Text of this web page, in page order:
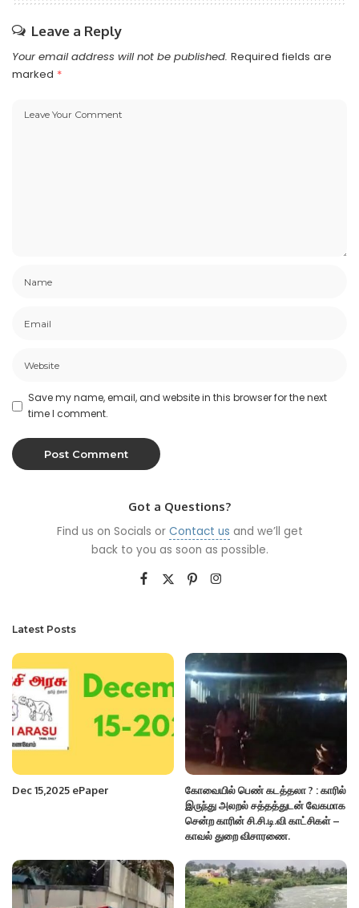
Leave a Reply
Your email address will not be published. Required fields are
marked *
Save my name, email, and website in this browser for the next
time I comment.
Got a Questions?
Find us on Socials or Contact us and we’ll get
back to you as soon as possible.
Latest Posts
Dec 15,2025 ePaper
கோவையில் பெண் கடத்தலா ? : காரில்
இருந்து அலறல் சத்தத்துடன் வேகமாக
சென்ற காரின் சி.சி.டி.வி காட்சிகள் –
காவல் துறை விசாரணை.